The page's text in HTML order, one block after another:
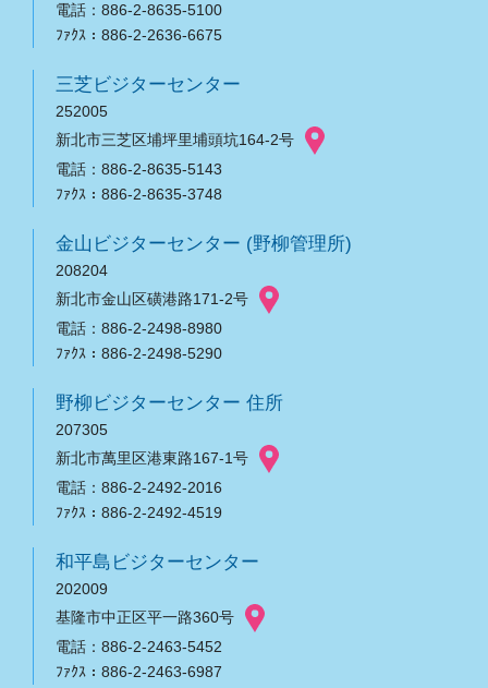
電話：886-2-8635-5100
ﾌｧｸｽ：886-2-2636-6675
三芝ビジターセンター
252005
新北市三芝区埔坪里埔頭坑164-2号
電話：886-2-8635-5143
ﾌｧｸｽ：886-2-8635-3748
金山ビジターセンター (野柳管理所)
208204
新北市金山区磺港路171-2号
電話：886-2-2498-8980
ﾌｧｸｽ：886-2-2498-5290
野柳ビジターセンター 住所
207305
新北市萬里区港東路167-1号
電話：886-2-2492-2016
ﾌｧｸｽ：886-2-2492-4519
和平島ビジターセンター
202009
基隆市中正区平一路360号
電話：886-2-2463-5452
ﾌｧｸｽ：886-2-2463-6987